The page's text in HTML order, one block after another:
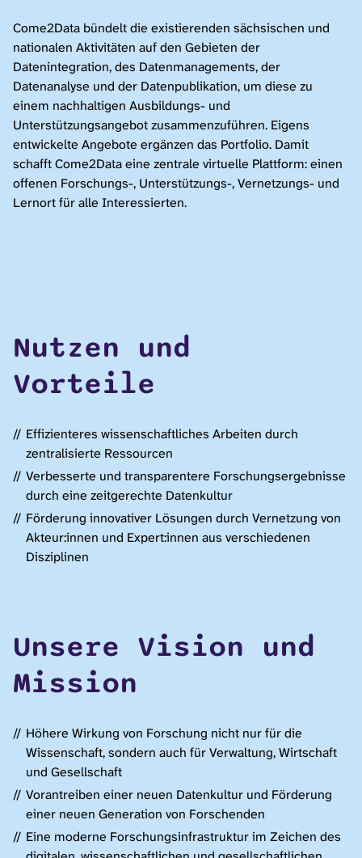
Come2Data bündelt die existierenden sächsischen und
nationalen Aktivitäten auf den Gebieten der
Datenintegration, des Datenmanagements, der
Datenanalyse und der Datenpublikation, um diese zu
einem nachhaltigen Ausbildungs- und
Unterstützungsangebot zusammenzuführen. Eigens
entwickelte Angebote ergänzen das Portfolio. Damit
schafft Come2Data eine zentrale virtuelle Plattform: einen
offenen Forschungs-, Unterstützungs-, Vernetzungs- und
Lernort für alle Interessierten.
Nutzen und
Vorteile
Effizienteres wissenschaftliches Arbeiten durch
zentralisierte Ressourcen
Verbesserte und transparentere Forschungsergebnisse
durch eine zeitgerechte Datenkultur
Förderung innovativer Lösungen durch Vernetzung von
Akteur:innen und Expert:innen aus verschiedenen
Disziplinen
Unsere Vision und
Mission
Höhere Wirkung von Forschung nicht nur für die
Wissenschaft, sondern auch für Verwaltung, Wirtschaft
und Gesellschaft
Vorantreiben einer neuen Datenkultur und Förderung
einer neuen Generation von Forschenden
Eine moderne Forschungsinfrastruktur im Zeichen des